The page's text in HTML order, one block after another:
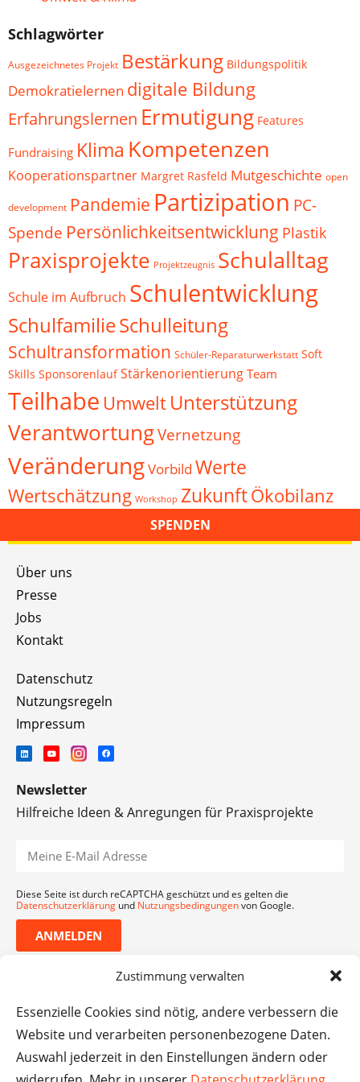
Zustimmung verwalten
Essenzielle Cookies sind nötig, andere verbessern die
Website und verarbeiten personenbezogene Daten.
Auswahl jederzeit in den Einstellungen ändern oder
Schlagwörter
Ausgezeichnetes Projekt Bestärkung Bildungspolitik
Demokratielernen digitale Bildung
Erfahrungslernen Ermutigung Features
Fundraising Klima Kompetenzen
Kooperationspartner Margret Rasfeld Mutgeschichte open
development Pandemie Partizipation PC-
Spende Persönlichkeitsentwicklung Plastik
Praxisprojekte Projektzeugnis Schulalltag
Schule im Aufbruch Schulentwicklung
SchulfamilieSchulleitung
Schultransformation Schüler-Reparaturwerkstatt Soft
Skills Sponsorenlauf Stärkenorientierung Team
Teilhabe Umwelt Unterstützung
VerantwortungVernetzung
VeränderungVorbild Werte
Wertschätzung Workshop ZukunftÖkobilanz
SPENDEN
Über uns
Presse
Jobs
Kontakt
Datenschutz
Nutzungsregeln
Impressum
Newsletter
Hilfreiche Ideen & Anregungen für Praxisprojekte
Diese Seite ist durch reCAPTCHA geschützt und es gelten die
Datenschutzerklärung und Nutzungsbedingungenvon Google.
ANMELDEN